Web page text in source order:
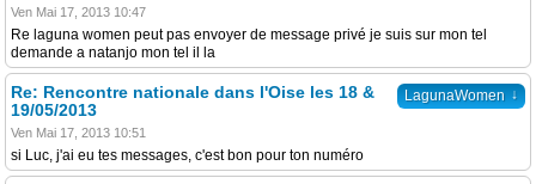
Ven Mai 17, 2013 10:47
Re laguna women peut pas envoyer de message privé je suis sur mon tel
demande a natanjo mon tel il la
LagunaWomen ↓
Re: Rencontre nationale dans l'Oise les 18 &
19/05/2013
Ven Mai 17, 2013 10:51
si Luc, j'ai eu tes messages, c'est bon pour ton numéro